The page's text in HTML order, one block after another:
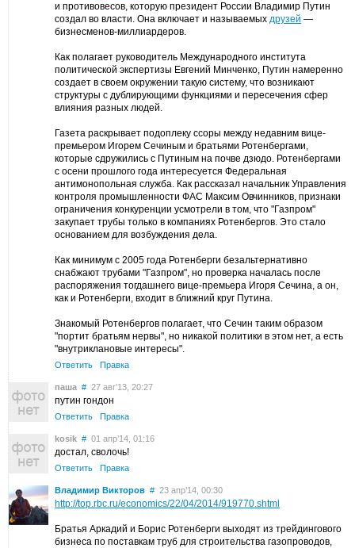
и противовесов, которую президент России Владимир Путин
создал во власти. Она включает и называемых друзей —
бизнесменов-миллиардеров.
Как полагает руководитель Международного института
политической экспертизы Евгений Минченко, Путин намеренно
создает в своем окружении такую систему, что возникают
структуры с дублирующими функциями и пересечения сфер
влияния разных людей.
Газета раскрывает подоплеку ссоры между недавним вице-
премьером Игорем Сечиным и братьями Ротенбергами,
которые сдружились с Путиным на почве дзюдо. Ротенбергами
с осени прошлого года интересуется Федеральная
антимонопольная служба. Как рассказал начальник Управления
контроля промышленности ФАС Максим Овчинников, признаки
ограничения конкуренции усмотрели в том, что "Газпром"
закупает трубы только в компаниях Ротенбергов. Это стало
основанием для возбуждения дела.
Как минимум с 2005 года Ротенберги безальтернативно
снабжают трубами "Газпром", но проверка началась после
распоряжения тогдашнего вице-премьера Игоря Сечина, а он,
как и Ротенберги, входит в ближний круг Путина.
Знакомый Ротенбергов полагает, что Сечин таким образом
"портит братьям нервы", но никакой политики в этом нет, а есть
"внутриклановые интересы".
Ответить Правка
паша # 27 авг’13, 20:27
путин гондон
Ответить Правка
kosik # 01 апр’14, 01:16
достал, сволочь!
Ответить Правка
Владимир Викторов # 23 апр’14, 00:30
http://top.rbc.ru/economics/22/04/2014/919770.shtml
Братья Аркадий и Борис Ротенберги выходят из трейдингового
бизнеса по поставкам труб для строительства газопроводов,